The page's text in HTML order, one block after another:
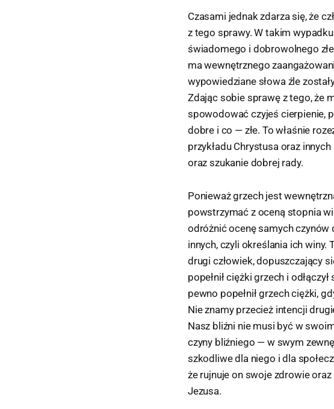
Czasami jednak zdarza się, że
z tego sprawy. W takim
świadomego i dobrowolnego
ma wewnętrznego
wypowiedziane słowa źle
Zdając sobie sprawę z tego, że
spowodować czyjeś cierpienie,
dobre i co — złe. To właśnie
przykładu Chrystusa oraz
oraz szukanie dobrej rady.
Ponieważ grzech jest
powstrzymać z oceną stopnia
odróżnić ocenę samych czynów
innych, czyli określania ich winy.
drugi człowiek, dopuszczający
popełnił ciężki grzech i
pewno popełnił grzech ciężki,
Nie znamy przecież intencji
Nasz bliźni nie musi być w
czyny bliźniego — w swym
szkodliwe dla niego i dla
że rujnuje on swoje zdrowie
Jezusa.